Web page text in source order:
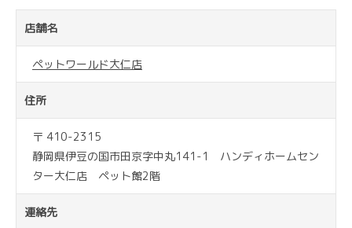
店舗名
ペットワールド大仁店
住所
〒 410-2315
静岡県伊豆の国市田京字中丸141-1 ハンディホームセン
ター大仁店 ペット館2階
連絡先